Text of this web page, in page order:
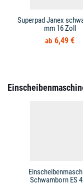
Superpad Janex
mm 16 Zoll
6,49 €
Schwamborn ES